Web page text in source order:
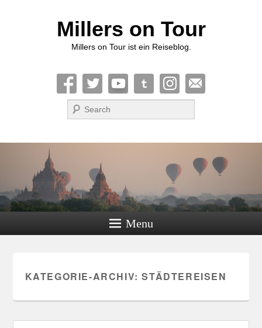
Millers on Tour
Millers on Tour ist ein Reiseblog.
Suche
Menu
KATEGORIE-ARCHIV:STÄDTEREISEN